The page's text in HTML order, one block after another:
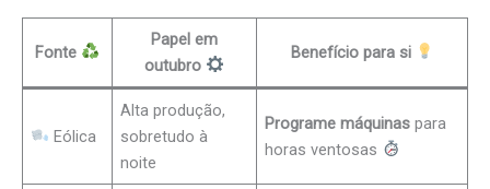
Fonte
Papel em
outubro
Benefício para si
Eólica
Alta produção,
sobretudo à
noite
Programe máquinas para
horas ventosas